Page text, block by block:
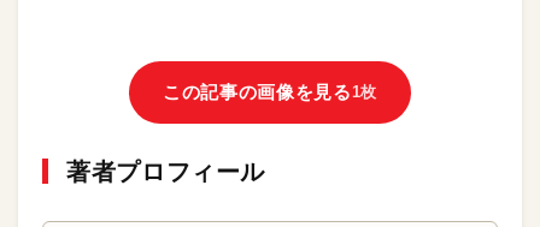
この記事の画像を見る1枚
著者プロフィール